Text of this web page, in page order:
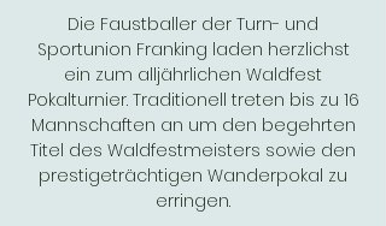
Die Faustballer der Turn- und
Sportunion Franking laden herzlichst
ein zum alljährlichen Waldfest
Pokalturnier. Traditionell treten bis zu 16
Mannschaften an um den begehrten
Titel des Waldfestmeisters sowie den
prestigeträchtigen Wanderpokal zu
erringen.